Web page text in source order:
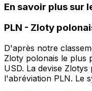
En savoir plus sur
PLN - Zloty
D'après notre
Zloty polonais le plus
USD. La devise
l'abréviation PLN. Le